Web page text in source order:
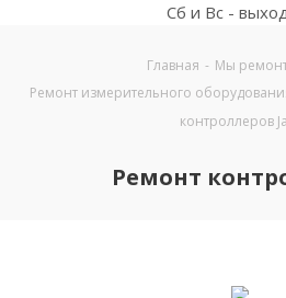
Сб и Вс -
Главная - Мы
Ремонт измерительного
контроллеров
Ремонт